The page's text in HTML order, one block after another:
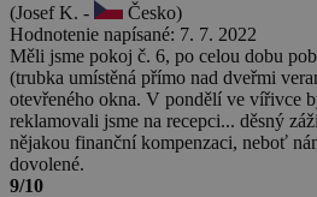
(Josef K. -
Česko)
Hodnotenie napísané: 7. 7. 2022
Měli jsme pokoj č. 6, po celou dobu
(trubka umístěná přímo nad dveřmi
otevřeného okna. V pondělí ve vířivce
reklamovali jsme na recepci... děsný
nějakou finanční kompenzaci, neboť
dovolené.
9/10